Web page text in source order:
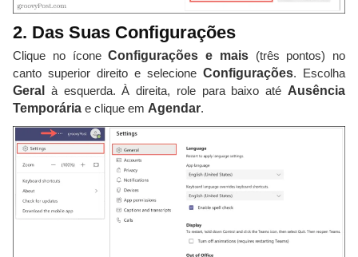
2. Das Suas Configurações
Clique no íconeConfigurações e mais(três pontos) no
canto superior direito e selecione Configurações. Escolha
Geral
à esquerda. À direita, role para baixo até Ausência
Temporária e clique em Agendar.